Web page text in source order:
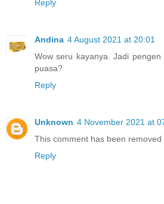
Reply
Andina 4 August 2021 at 20:01
Wow seru kayanya. Jadi
puasa?
Reply
Unknown 4 November 2021 at
This comment has been removed
Reply